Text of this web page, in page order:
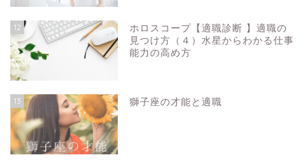
12
ホロスコープ【適職診断 】適職の
見つけ方（４）水星からわかる仕事
能力の高め方
13 獅子座の才能と適職